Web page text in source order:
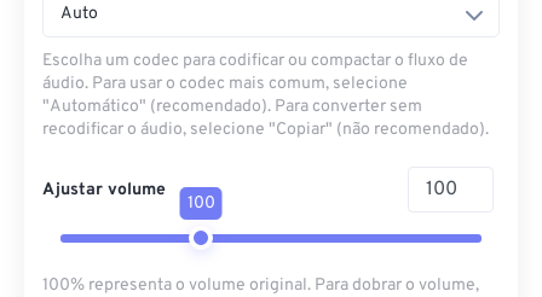
Auto
Escolha um codec para codificar ou compactar o fluxo de
áudio. Para usar o codec mais comum, selecione
"Automático" (recomendado). Para converter sem
recodificar o áudio, selecione "Copiar" (não recomendado).
Ajustar volume
100
100% representa o volume original. Para dobrar o volume,